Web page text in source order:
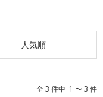
人気順
全 3 件中 1 〜 3 件